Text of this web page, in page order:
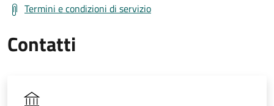
Termini e condizioni di servizio
Contatti